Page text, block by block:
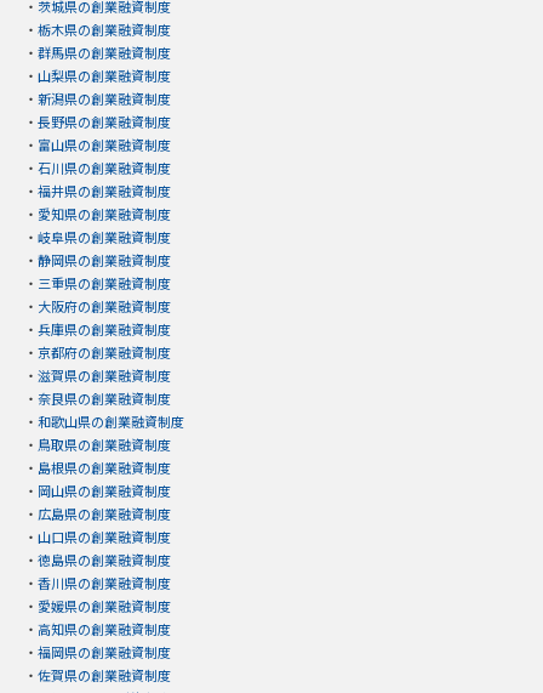
・ 茨城県の創業融資制度
・ 栃木県の創業融資制度
・ 群馬県の創業融資制度
・ 山梨県の創業融資制度
・ 新潟県の創業融資制度
・ 長野県の創業融資制度
・ 富山県の創業融資制度
・ 石川県の創業融資制度
・ 福井県の創業融資制度
・ 愛知県の創業融資制度
・ 岐阜県の創業融資制度
・ 静岡県の創業融資制度
・ 三重県の創業融資制度
・ 大阪府の創業融資制度
・ 兵庫県の創業融資制度
・ 京都府の創業融資制度
・ 滋賀県の創業融資制度
・ 奈良県の創業融資制度
・ 和歌山県の創業融資制度
・ 鳥取県の創業融資制度
・ 島根県の創業融資制度
・ 岡山県の創業融資制度
・ 広島県の創業融資制度
・ 山口県の創業融資制度
・ 徳島県の創業融資制度
・ 香川県の創業融資制度
・ 愛媛県の創業融資制度
・ 高知県の創業融資制度
・ 福岡県の創業融資制度
・ 佐賀県の創業融資制度